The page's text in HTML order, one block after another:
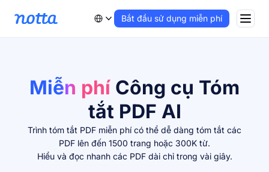
Bắt đầu sử dụng miễn phí
Miễn phí Công cụ Tóm
tắt PDF AI
Trình tóm tắt PDF miễn phí có thể dễ dàng tóm tắt các
PDF lên đến 1500 trang hoặc 300K từ.
Hiểu và đọc nhanh các PDF dài chỉ trong vài giây.